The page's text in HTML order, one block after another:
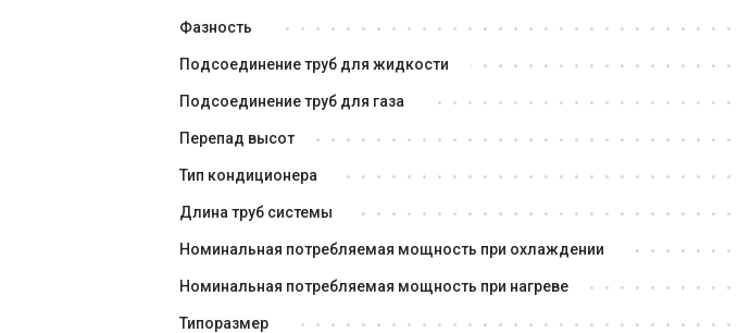
Фазность
Подсоединение труб для жидкости
Подсоединение труб для газа
Перепад высот
Тип кондиционера
Длина труб системы
Номинальная потребляемая мощность при охлаждении
Номинальная потребляемая мощность при нагреве
Типоразмер